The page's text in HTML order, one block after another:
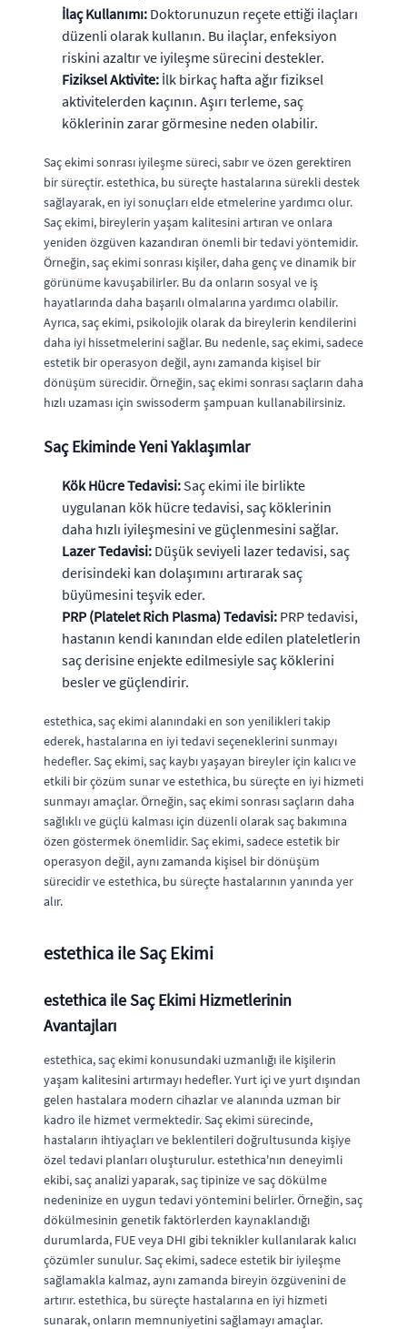
İlaç Kullanımı: Doktorunuzun reçete ettiği ilaçları
düzenli olarak kullanın. Bu ilaçlar, enfeksiyon
riskini azaltır ve iyileşme sürecini destekler.
Fiziksel Aktivite: İlk birkaç hafta ağır fiziksel
aktivitelerden kaçının. Aşırı terleme, saç
köklerinin zarar görmesine neden olabilir.
Saç ekimi sonrası iyileşme süreci, sabır ve özen gerektiren
bir süreçtir. estethica, bu süreçte hastalarına sürekli destek
sağlayarak, en iyi sonuçları elde etmelerine yardımcı olur.
Saç ekimi, bireylerin yaşam kalitesini artıran ve onlara
yeniden özgüven kazandıran önemli bir tedavi yöntemidir.
Örneğin, saç ekimi sonrası kişiler, daha genç ve dinamik bir
görünüme kavuşabilirler. Bu da onların sosyal ve iş
hayatlarında daha başarılı olmalarına yardımcı olabilir.
Ayrıca, saç ekimi, psikolojik olarak da bireylerin kendilerini
daha iyi hissetmelerini sağlar. Bu nedenle, saç ekimi, sadece
estetik bir operasyon değil, aynı zamanda kişisel bir
dönüşüm sürecidir. Örneğin, saç ekimi sonrası saçların daha
hızlı uzaması için swissoderm şampuan kullanabilirsiniz.
Saç Ekiminde Yeni Yaklaşımlar
Kök Hücre Tedavisi: Saç ekimi ile birlikte
uygulanan kök hücre tedavisi, saç köklerinin
daha hızlı iyileşmesini ve güçlenmesini sağlar.
Lazer Tedavisi: Düşük seviyeli lazer tedavisi, saç
derisindeki kan dolaşımını artırarak saç
büyümesini teşvik eder.
PRP (Platelet Rich Plasma) Tedavisi: PRP tedavisi,
hastanın kendi kanından elde edilen plateletlerin
saç derisine enjekte edilmesiyle saç köklerini
besler ve güçlendirir.
estethica, saç ekimi alanındaki en son yenilikleri takip
ederek, hastalarına en iyi tedavi seçeneklerini sunmayı
hedefler. Saç ekimi, saç kaybı yaşayan bireyler için kalıcı ve
etkili bir çözüm sunar ve estethica, bu süreçte en iyi hizmeti
sunmayı amaçlar. Örneğin, saç ekimi sonrası saçların daha
sağlıklı ve güçlü kalması için düzenli olarak saç bakımına
özen göstermek önemlidir. Saç ekimi, sadece estetik bir
operasyon değil, aynı zamanda kişisel bir dönüşüm
sürecidir ve estethica, bu süreçte hastalarının yanında yer
alır.
estethica ile Saç Ekimi
estethica ile Saç Ekimi Hizmetlerinin
Avantajları
estethica, saç ekimi konusundaki uzmanlığı ile kişilerin
yaşam kalitesini artırmayı hedefler. Yurt içi ve yurt dışından
gelen hastalara modern cihazlar ve alanında uzman bir
kadro ile hizmet vermektedir. Saç ekimi sürecinde,
hastaların ihtiyaçları ve beklentileri doğrultusunda kişiye
özel tedavi planları oluşturulur. estethica'nın deneyimli
ekibi, saç analizi yaparak, saç tipinize ve saç dökülme
nedeninize en uygun tedavi yöntemini belirler. Örneğin, saç
dökülmesinin genetik faktörlerden kaynaklandığı
durumlarda, FUE veya DHI gibi teknikler kullanılarak kalıcı
çözümler sunulur. Saç ekimi, sadece estetik bir iyileşme
sağlamakla kalmaz, aynı zamanda bireyin özgüvenini de
artırır. estethica, bu süreçte hastalarına en iyi hizmeti
sunarak, onların memnuniyetini sağlamayı amaçlar.